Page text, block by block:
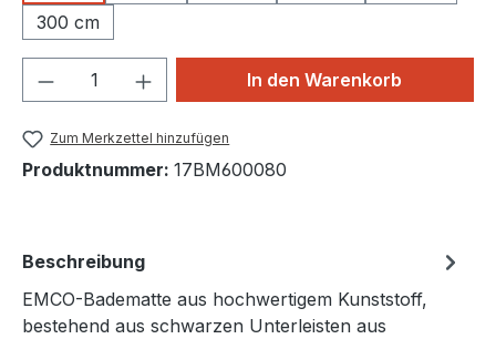
300 cm
Produkt Anzahl: Gib denIn den Warenkorb
Zum Merkzettel hinzufügen
Produktnummer: 17BM600080
Beschreibung
EMCO-Badematte aus hochwertigem Kunststoff,
bestehend aus schwarzen Unterleisten aus